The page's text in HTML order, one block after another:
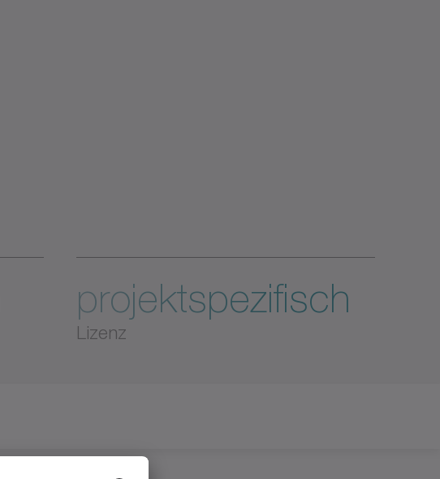
projektspezifisch
Lizenz